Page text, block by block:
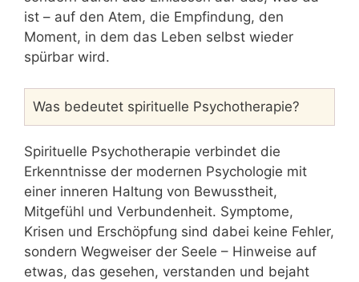
ist – auf den Atem, die Empfindung, den
Moment, in dem das Leben selbst wieder
spürbar wird.
Was bedeutet spirituelle Psychotherapie?
Spirituelle Psychotherapie verbindet die
Erkenntnisse der modernen Psychologie mit
einer inneren Haltung von Bewusstheit,
Mitgefühl und Verbundenheit. Symptome,
Krisen und Erschöpfung sind dabei keine Fehler,
sondern Wegweiser der Seele – Hinweise auf
etwas, das gesehen, verstanden und bejaht